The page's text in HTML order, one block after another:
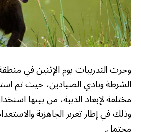
وجرت التدريبات يوم الإثنين في
الشرطة ونادي الصيادين، حيث تم
مختلفة لإبعاد الدببة، من بينها
وذلك في إطار تعزيز الجاهزية